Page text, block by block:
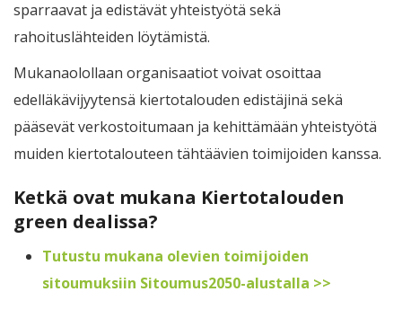
sparraavat ja edistävät yhteistyötä sekä
rahoituslähteiden löytämistä.
Mukanaolollaan organisaatiot voivat osoittaa
edelläkävijyytensä kiertotalouden edistäjinä sekä
pääsevät verkostoitumaan ja kehittämään yhteistyötä
muiden kiertotalouteen tähtäävien toimijoiden kanssa.
Ketkä ovat mukana Kiertotalouden
green dealissa?
Tutustu mukana olevien toimijoiden
sitoumuksiin Sitoumus2050-alustalla >>